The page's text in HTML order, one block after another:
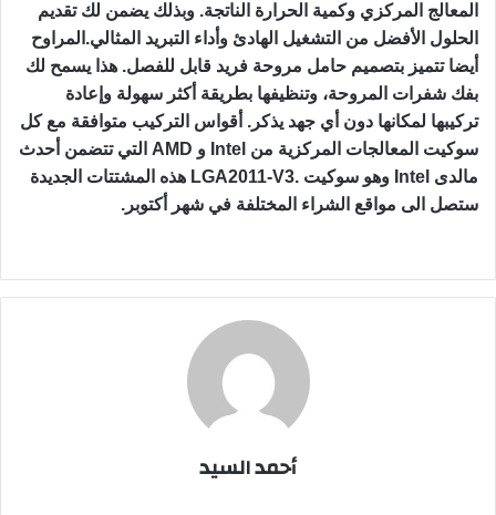
المعالج المركزي وكمية الحرارة الناتجة. وبذلك يضمن لك تقديم
الحلول الأفضل من التشغيل الهادئ وأداء التبريد المثالي. المراوح
أيضا تتميز بتصميم حامل مروحة فريد قابل للفصل. هذا يسمح لك
بفك شفرات المروحة، وتنظيفها بطريقة أكثر سهولة وإعادة
تركيبها لمكانها دون أي جهد يذكر. أقواس التركيب متوافقة مع كل
سوكيت المعالجات المركزية من Intel و AMD التي تتضمن أحدث
مالدى Intel وهو سوكيت LGA2011-V3. هذه المشتتات الجديدة
ستصل الى مواقع الشراء المختلفة في شهر أكتوبر .
أحمد السيد